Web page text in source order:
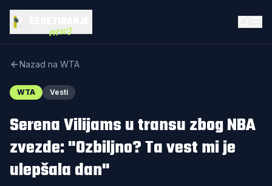
news
Nazad na WTA
WTA Vesti
Serena Vilijams u transu zbog NBA
zvezde: "Ozbiljno? Ta vest mi je
ulepšala dan"